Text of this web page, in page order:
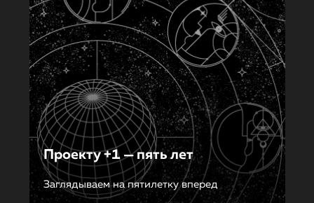
Проекту +1 — пять лет
Заглядываем на пятилетку вперед